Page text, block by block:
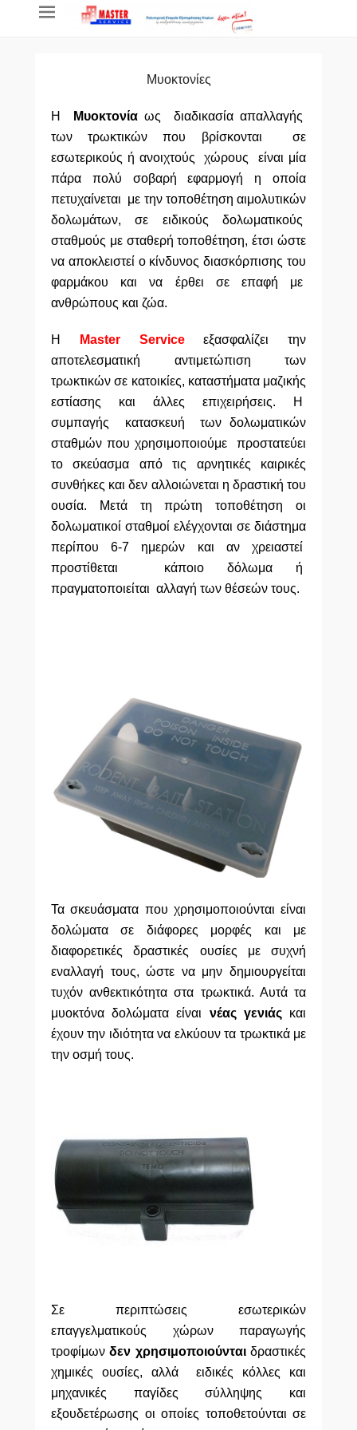
Primary Menu
Skip to content
Μυοκτονίες
Η Μυοκτονία ως διαδικασία απαλλαγής
των τρωκτικών που βρίσκονται σε
εσωτερικούς ή ανοιχτούς χώρους είναι μία
πάρα πολύ σοβαρή εφαρμογή η οποία
πετυχαίνεται με την τοποθέτηση αιμολυτικών
δολωμάτων, σε ειδικούς δολωματικούς
σταθμούς με σταθερή τοποθέτηση, έτσι ώστε
να αποκλειστεί ο κίνδυνος διασκόρπισης του
φαρμάκου και να έρθει σε επαφή με
ανθρώπους και ζώα.
Η Μaster Serviceεξασφαλίζει την
αποτελεσματική αντιμετώπιση των
τρωκτικών σε κατοικίες, καταστήματα μαζικής
εστίασης και άλλες επιχειρήσεις. H
συμπαγής κατασκευή των δολωματικών
σταθμών που χρησιμοποιούμε προστατεύει
το σκεύασμα από τις αρνητικές καιρικές
συνθήκες και δεν αλλοιώνεται η δραστική του
ουσία.
Μετά τη πρώτη τοποθέτηση οι
δολωματικοί σταθμοί ελέγχονται σε διάστημα
περίπου 6-7 ημερών και αν χρειαστεί
προστίθεται κάποιο δόλωμα ή
πραγματοποιείται αλλαγή των θέσεών τους.
Τα σκευάσματα που χρησιμοποιούνται είναι
δολώματα σε διάφορες μορφές και με
διαφορετικές δραστικές ουσίες με συχνή
εναλλαγή τους, ώστε να μην δημιουργείται
τυχόν ανθεκτικότητα στα τρωκτικά. Αυτά τα
μυοκτόνα δολώματα είναι νέας γενιάςκαι
έχουν την ιδιότητα να ελκύουν τα τρωκτικά με
την οσμή τους.
Σε περιπτώσεις εσωτερικών
επαγγελματικούς χώρων παραγωγής
τροφίμωνδεν χρησιμοποιούνταιδραστικές
χημικές ουσίες, αλλά ειδικές κόλλες και
μηχανικές παγίδες σύλληψης και
εξουδετέρωσης οι οποίες τοποθετούνται σε